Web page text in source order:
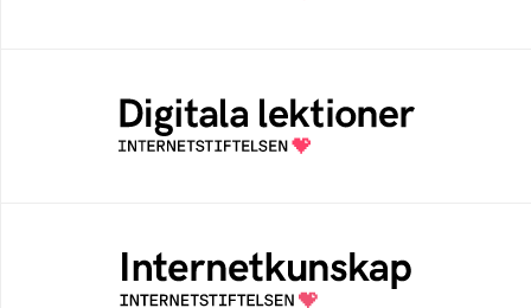
Öppen digital lärresurs med färdiga lektioner
för alla stadier i grundskolan
Samlad kunskap som hjälper dig att bli en
säker och medveten internetanvändare